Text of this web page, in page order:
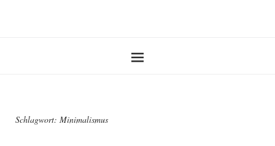
Schlagwort: Minimalismus